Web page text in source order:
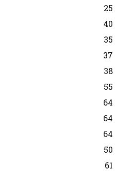
25
40
35
37
38
55
64
64
64
50
61